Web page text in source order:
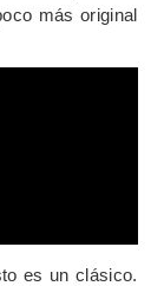
más original
es un clásico.